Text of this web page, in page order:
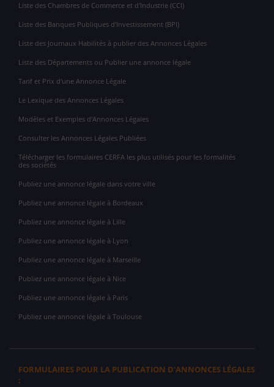
Liste des Chambres de Commerce et d'Industrie (CCI)
Liste des Banques Publiques d'Investissement (BPI)
Liste des Journaux Habilités à publier des Annonces Légales
Liste des Départements ou Publier une annonce légale
Tarif et Prix d'une Annonce Légale
Le Lexique des Annonces Légales
Modèles et Exemples d'Annonces Légales
Consulter les Annonces Légales Publiées
Télécharger les formulaires CERFA les plus utilisés pour les formalités
des sociétés
Publiez une annonce légale dans votre ville
Publiez une annonce légale à Bordeaux
Publiez une annonce légale à Lille
Publiez une annonce légale à Lyon
Publiez une annonce légale à Marseille
Publiez une annonce légale à Nice
Publiez une annonce légale à Paris
Publiez une annonce légale à Toulouse
FORMULAIRES POUR LA PUBLICATION D'ANNONCES LÉGALES
: